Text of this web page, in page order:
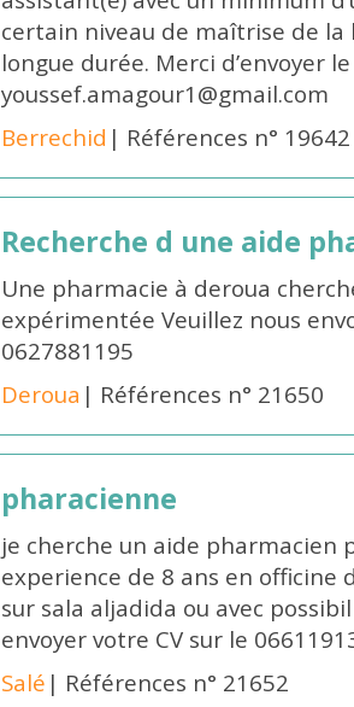
certain niveau de maîtrise de
longue durée. Merci d’envoyer
youssef.amagour1@gmail.com
Berrechid | Références n° 19642
Recherche d une aide
Une pharmacie à deroua
expérimentée Veuillez nous
0627881195
Deroua | Références n° 21650
pharacienne
je cherche un aide pharmacien
experience de 8 ans en
sur sala aljadida ou avec
envoyer votre CV sur le
Salé | Références n° 21652